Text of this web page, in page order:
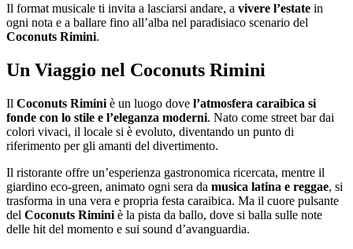
Il format musicale ti invita a lasciarsi andare, a vivere l’estate in
ogni nota e a ballare fino all’alba nel paradisiaco scenario del
Coconuts Rimini.
Un Viaggio nel Coconuts Rimini
Il Coconuts Rimini è un luogo dove l’atmosfera caraibica si
fonde con lo stile e l’eleganza moderni. Nato come street bar dai
colori vivaci, il locale si è evoluto, diventando un punto di
riferimento per gli amanti del divertimento.
Il ristorante offre un’esperienza gastronomica ricercata, mentre il
giardino eco-green, animato ogni sera da musica latina e reggae, si
trasforma in una vera e propria festa caraibica. Ma il cuore pulsante
del Coconuts Rimini è la pista da ballo, dove si balla sulle note
delle hit del momento e sui sound d’avanguardia.